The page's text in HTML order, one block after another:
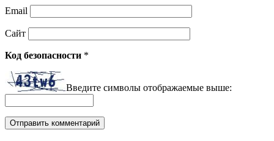
Email
Сайт
Код безопасности *
Введите символы отображаемые выше: